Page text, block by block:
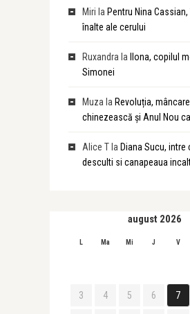
Miri la Pentru Nina
înalte ale cerului
Ruxandra la
Ilona, copilul
Simonei
Muza la Revoluția,
chinezească și Anul Nou
Alice Tla Diana Sucu, intre
desculti si canapeaua
august 2026
L Ma Mi J V
3 4 5 6 7